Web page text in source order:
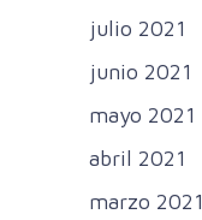
julio 2021
junio 2021
mayo 2021
abril 2021
marzo 2021